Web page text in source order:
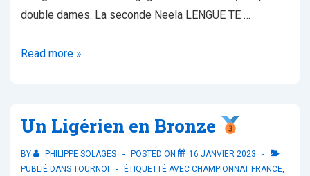
double dames. La seconde Neela LENGUE TE …
La
de
France
Jeunes
Read more »
Un Ligérien en Bronze
BY PHILIPPE SOLAGES POSTED ON
16 JANVIER 2023
PUBLIÉ DANS TOURNOI ÉTIQUETTÉ AVEC CHAMPIONNAT FRANCE